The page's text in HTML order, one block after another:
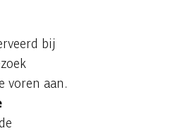
bij
voren aan.